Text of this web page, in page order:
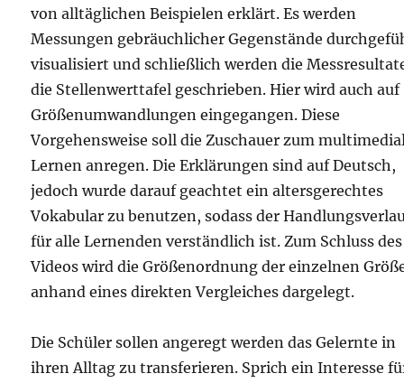
von alltäglichen Beispielen erklärt. Es werden
Messungen gebräuchlicher Gegenstände
visualisiert und schließlich werden die
die Stellenwerttafel geschrieben. Hier wird auch auf
Größenumwandlungen eingegangen. Diese
Vorgehensweise soll die Zuschauer zum
Lernen anregen. Die Erklärungen sind auf Deutsch,
jedoch wurde darauf geachtet ein altersgerechtes
Vokabular zu benutzen, sodass der
für alle Lernenden verständlich ist. Zum Schluss des
Videos wird die Größenordnung der einzelnen
anhand eines direkten Vergleiches dargelegt.
Die Schüler sollen angeregt werden das Gelernte in
ihren Alltag zu transferieren. Sprich ein Interesse